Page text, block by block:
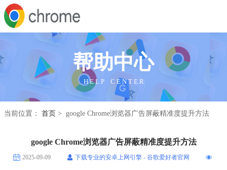
帮助中心
H E L P C E N T E R
当前位置： 首页 > google Chrome浏览器广告屏蔽精准度提升方法
google Chrome浏览器广告屏蔽精准度提升方法
2025-09-09 下载专业的安卓上网引擎 - 谷歌爱好者官网